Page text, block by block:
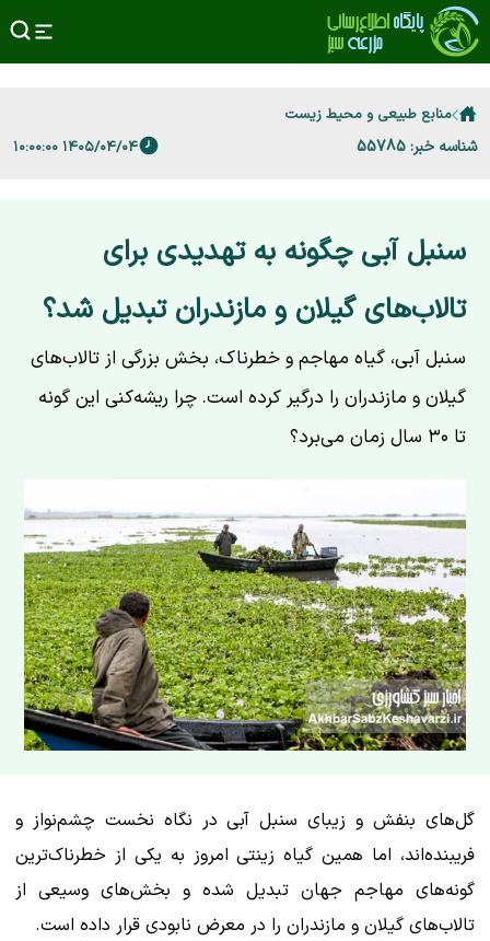
منابع طبیعی و محیط زیست
شناسه خبر: 55785 ۱۴۰۵/۰۴/۰۴ ۱۰:۰۰:۰۰
سنبل آبی چگونه به تهدیدی برای
تالاب‌های گیلان و مازندران تبدیل شد؟
سنبل آبی، گیاه مهاجم و خطرناک، بخش بزرگی از تالاب‌های
گیلان و مازندران را درگیر کرده است. چرا ریشه‌کنی این گونه
تا ۳۰ سال زمان می‌برد؟
گل‌های بنفش و زیبای سنبل آبی در نگاه نخست چشم‌نواز و
فریبنده‌اند، اما همین گیاه زینتی امروز به یکی از خطرناک‌ترین
گونه‌های مهاجم جهان تبدیل شده و بخش‌های وسیعی از
تالاب‌های گیلان و مازندران را در معرض نابودی قرار داده است.